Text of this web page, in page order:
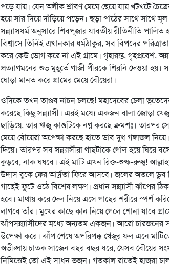
পড়ে যায়। যেন অলীক শ্রাবণ মেঘে ছেয়ে যায় খটখটে
হয়ে সার দিয়ে দাঁড়িয়ে পড়েন। ছড়া পাঠের সাথে সাথে মূল
সন্ন্যাসধর্ম অনুসারে শিবপূজার যাবতীয় রীতিনীতি
বিশ্বাসে তিনিই এখানকার ধর্মঠাকুর, সব বিপদের
করে কেউ ভোগ করে না এই গ্রামে। গৃহারম্ভ, গৃহপ্রবেশ,
প্রত্যাগমনের শুভ মুহূর্তে গাজী পীরকে শিরনি দেওয়া
ঘোড়া মানত করে গ্রামের মেয়ে বৌয়েরা।
ওদিকে তখন তাণ্ডব নাচন চলছে! মহাদেবের চেলা
করেছে কিছু সন্ন্যাসী। এরই মধ্যে একজন বালা জোড়া
ছাড়িয়ে, তার ঋজু কাণ্ডটিকে নগ্ন করছে ক্রমশঃ। তারপর
মেয়ে-বৌয়েরা অপেক্ষা করছে হাতে ডাব দুধ গঙ্গাজল
দিয়ে। তারপর সব সন্ন্যাসীরা গাছটাকে গোল হয়ে ঘিরে
কুড়বে, নাক ঘষবে। এই মাটি এখন রিক্ত-শুষ্ক-রুক্ষ্ম!
উদাস বুকে ফের আর্দ্রতা ফিরে আসবে। জলের অতলে ডুব
গাছেই ফুটে ওঠে বিশেষ লক্ষণ। প্রধান সন্ন্যাসী ঝাঁপের
হবে। মাথায় করে দেল নিয়ে এসে গাছের শরীরে স্পর্শ
লাগবে তাঁর। মুখের কাছে কান নিয়ে গেলে শোনা যাবে
ঝাঁপসন্ন্যাসীদের মধ্যে অন্যতম একজন। আরো চারজনের
উপেক্ষা করে। ঝাঁপ শেষে অপরিপক্ক খেজুর ফল এনে
অভীপ্সায় চাতক সাজেন বছর বছর ধরে, যেসব বৌয়ের
নিমিত্তেই তো এই সাধন ভজন। গতকাল রাতেই হাজরা